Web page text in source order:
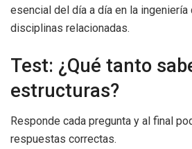
esencial del día a día en la ingeniería
disciplinas relacionadas.
Test: ¿Qué tanto
estructuras?
Responde cada pregunta y al final
respuestas correctas.